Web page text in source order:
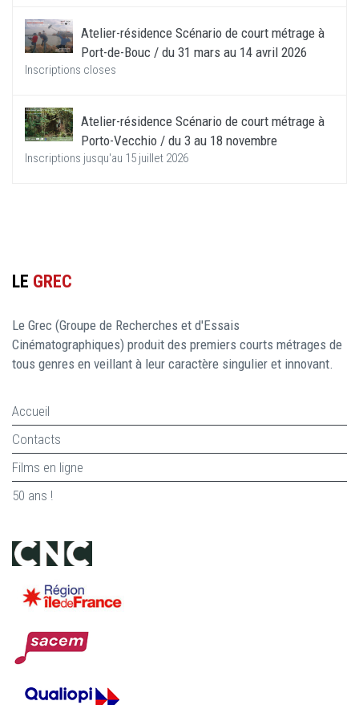
Atelier-résidence Scénario de court métrage à
Port-de-Bouc / du 31 mars au 14 avril 2026
Inscriptions closes
Atelier-résidence Scénario de court métrage à
Porto-Vecchio / du 3 au 18 novembre
Inscriptions jusqu'au 15 juillet 2026
LE GREC
Le Grec (Groupe de Recherches et d'Essais
Cinématographiques) produit des premiers courts métrages de
tous genres en veillant à leur caractère singulier et innovant.
Accueil
Contacts
Films en ligne
50 ans !